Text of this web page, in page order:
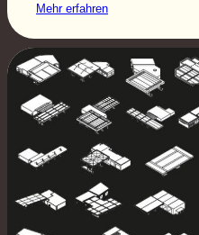
Mehr erfahren